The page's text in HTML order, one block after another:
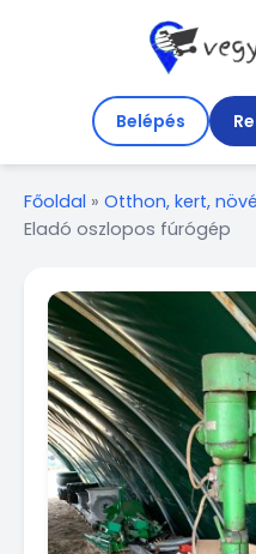
Belépés
Főoldal » Otthon, kert,
Eladó oszlopos fúrógép